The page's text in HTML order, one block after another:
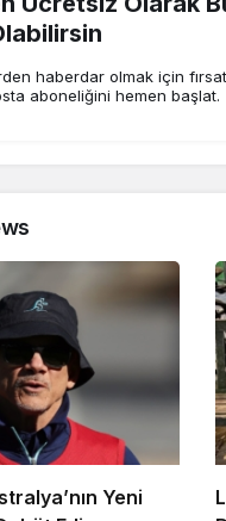
haberdar olmak için
aboneliğini hemen başlat.
Yeni